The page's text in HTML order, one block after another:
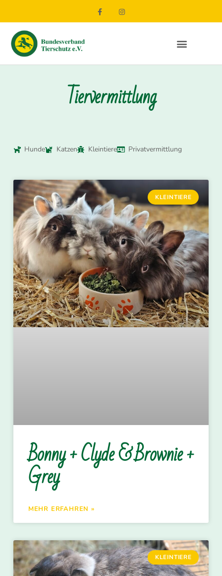
Tiervermittlung
Hunde Katzen Kleintiere Privatvermittlung
KLEINTIERE
Bonny + Clyde & Brownie +
Grey
MEHR ERFAHREN »
KLEINTIERE